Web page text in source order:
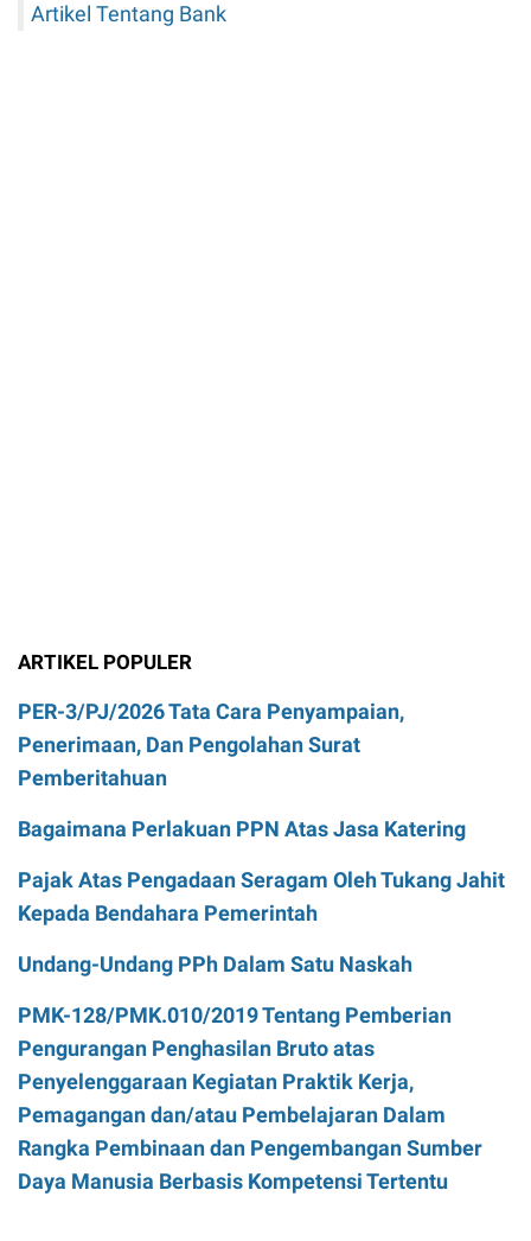
Artikel Tentang Bank
ARTIKEL POPULER
PER-3/PJ/2026 Tata Cara Penyampaian,
Penerimaan, Dan Pengolahan Surat
Pemberitahuan
Bagaimana Perlakuan PPN Atas Jasa Katering
Pajak Atas Pengadaan Seragam Oleh Tukang Jahit
Kepada Bendahara Pemerintah
Undang-Undang PPh Dalam Satu Naskah
PMK-128/PMK.010/2019 Tentang Pemberian
Pengurangan Penghasilan Bruto atas
Penyelenggaraan Kegiatan Praktik Kerja,
Pemagangan dan/atau Pembelajaran Dalam
Rangka Pembinaan dan Pengembangan Sumber
Daya Manusia Berbasis Kompetensi Tertentu